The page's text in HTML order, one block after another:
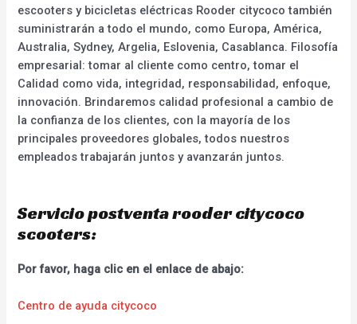
escooters y bicicletas eléctricas Rooder citycoco también
suministrarán a todo el mundo, como Europa, América,
Australia, Sydney, Argelia, Eslovenia, Casablanca. Filosofía
empresarial: tomar al cliente como centro, tomar el
Calidad como vida, integridad, responsabilidad, enfoque,
innovación. Brindaremos calidad profesional a cambio de
la confianza de los clientes, con la mayoría de los
principales proveedores globales, todos nuestros
empleados trabajarán juntos y avanzarán juntos.
Servicio postventa rooder citycoco
scooters:
Por favor, haga clic en el enlace de abajo:
Centro de ayuda citycoco